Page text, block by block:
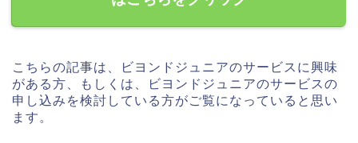
こちらの記事は、ビヨンドジュニアのサービスに興味
がある方、もしくは、ビヨンドジュニアのサービスの
申し込みを検討している方がご覧になっていると思い
ます。